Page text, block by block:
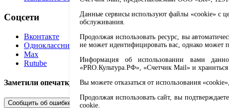
Соцсети
Вконтакте
Одноклассники
Max
Rutube
Заметили опечатку? Выделите текст с ошибкой и нажмите
Сообщить об ошибке
Данные сервисы используют файлы «cookie» с
обслуживания.
Продолжая использовать ресурс, вы
не может идентифицировать вас, однако может
Информация об использовании вами
«PRO.Культура.РФ», «Счетчик Mail» и
Вы можете отказаться от использования
Продолжая использовать сайт, вы
cookie.